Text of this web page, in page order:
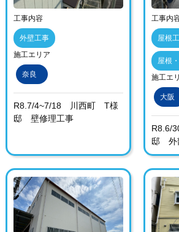
工事内容
外壁工事
施工エリア
奈良
R8.7/4~7/18 川西町 T様
邸 壁修理工事
工事内
屋根
屋根
施工エ
大阪
R8.6/
邸 外